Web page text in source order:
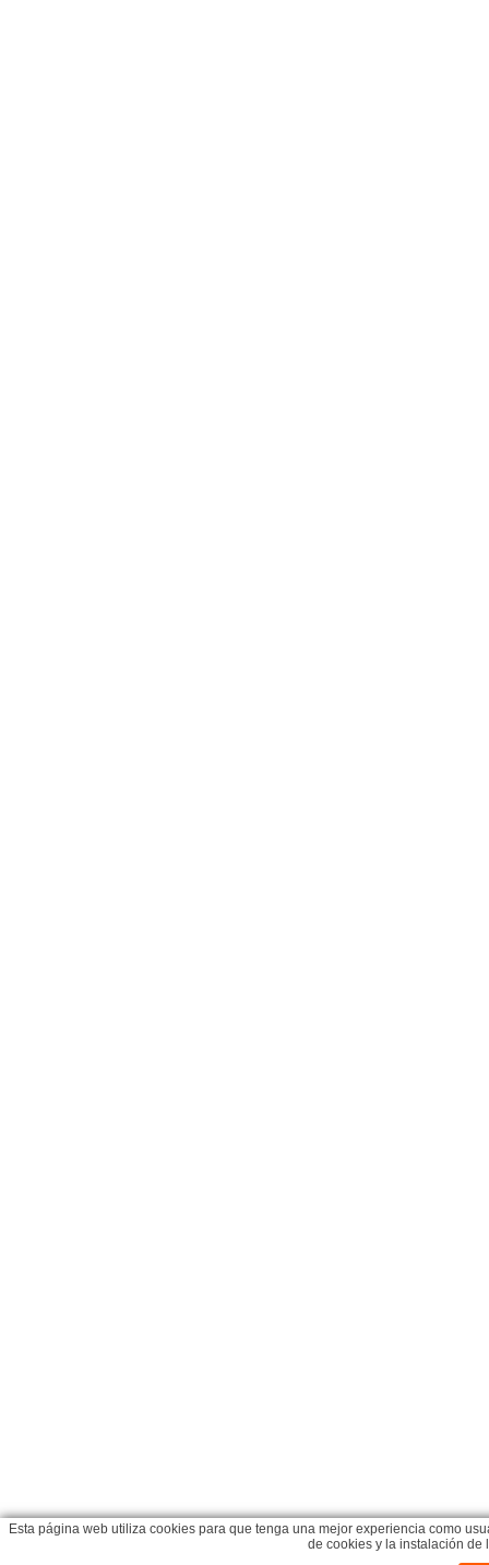
Esta página web utiliza cookies para que tenga una mejor experiencia como
de cookies y la instalación